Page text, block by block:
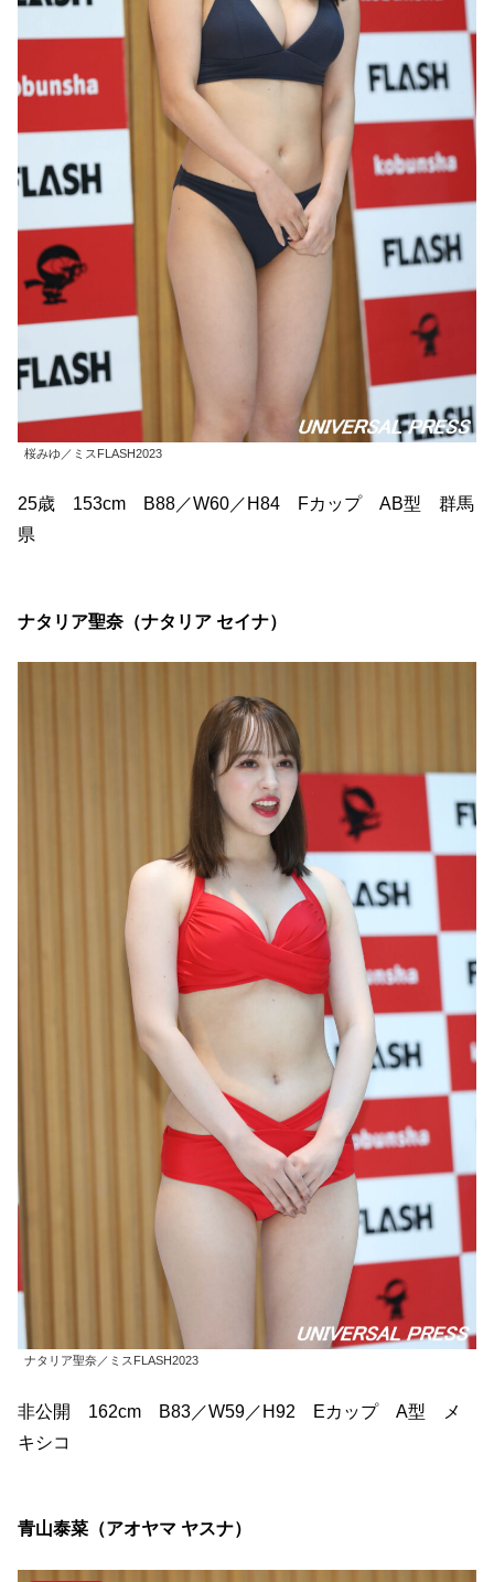
桜みゆ／ミスFLASH2023
25歳 153cm B88／W60／H84 Fカップ AB型 群馬
県
ナタリア聖奈（ナタリア セイナ）
ナタリア聖奈／ミスFLASH2023
非公開 162cm B83／W59／H92 Eカップ A型 メ
キシコ
青山泰菜（アオヤマ ヤスナ）